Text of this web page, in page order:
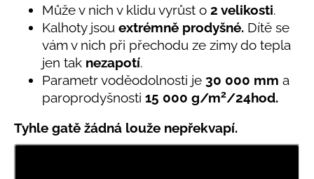
Může v nich v klidu vyrůst o 2 velikosti.
Kalhoty jsou extrémně prodyšné. Dítě se
vám v nich při přechodu ze zimy do tepla
jen tak nezapotí.
Parametr voděodolnosti je 30 000 mm a
paroprodyšnosti 15 000 g/m2/24hod.
Tyhle gatě žádná louže nepřekvapí.
UV
BÍLÝ